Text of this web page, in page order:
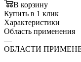
В корзину
Купить в 1 клик
Характеристики
Область применения
—
ОБЛАСТИ